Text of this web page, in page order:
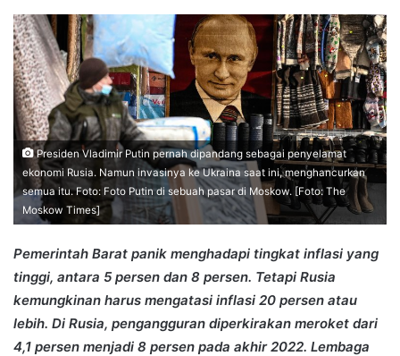
email
Presiden Vladimir Putin pernah dipandang sebagai penyelamat
ekonomi Rusia. Namun invasinya ke Ukraina saat ini, menghancurkan
semua itu. Foto: Foto Putin di sebuah pasar di Moskow. [Foto: The
Moskow Times]
Pemerintah Barat panik menghadapi tingkat inflasi yang
tinggi, antara 5 persen dan 8 persen. Tetapi Rusia
kemungkinan harus mengatasi inflasi 20 persen atau
lebih. Di Rusia, pengangguran diperkirakan meroket dari
4,1 persen menjadi 8 persen pada akhir 2022. Lembaga